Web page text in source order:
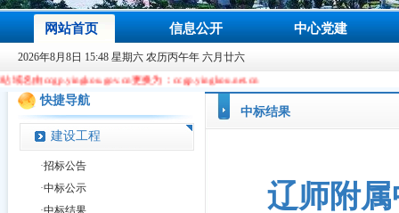
网站首页 信息公开 中心党建
2026年8月8日 15:48 星期六 农历丙午年 六月廿六
更换为：ccgp.yingkou.net.cn
快捷导航
建设工程
·招标公告
·中标公示
·中标结果
中标结果
辽师附